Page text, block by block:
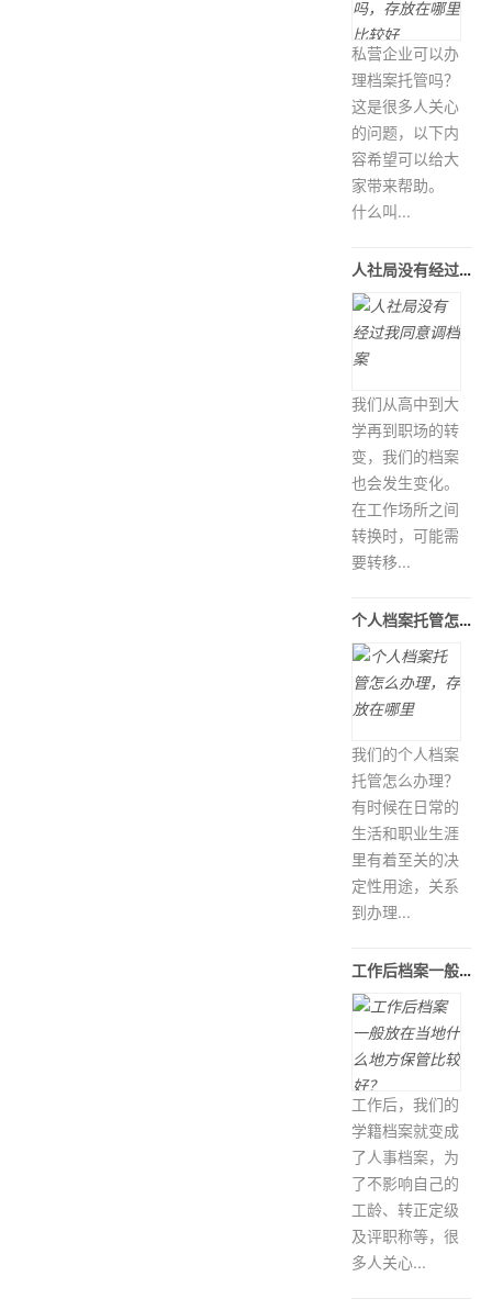
私营企业可以办
理档案托管吗？
这是很多人关心
的问题，以下内
容希望可以给大
家带来帮助。
什么叫...
人社局没有经过我同意调档案
我们从高中到大
学再到职场的转
变，我们的档案
也会发生变化。
在工作场所之间
转换时，可能需
要转移...
个人档案托管怎么办理，存放在哪里
我们的个人档案
托管怎么办理？
有时候在日常的
生活和职业生涯
里有着至关的决
定性用途，关系
到办理...
工作后档案一般放在当地什么地方保
工作后，我们的
学籍档案就变成
了人事档案，为
了不影响自己的
工龄、转正定级
及评职称等，很
多人关心...